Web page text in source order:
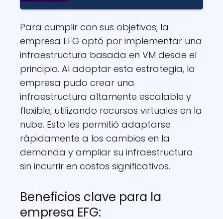
Para cumplir con sus objetivos, la
empresa EFG optó por implementar una
infraestructura basada en VM desde el
principio. Al adoptar esta estrategia, la
empresa pudo crear una
infraestructura altamente escalable y
flexible, utilizando recursos virtuales en la
nube. Esto les permitió adaptarse
rápidamente a los cambios en la
demanda y ampliar su infraestructura
sin incurrir en costos significativos.
Beneficios clave para la
empresa EFG: